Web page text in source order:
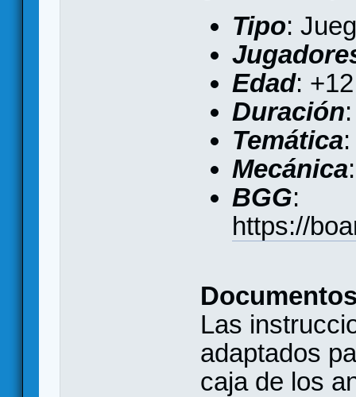
Tipo:
Edad: +12
Duración
Temática
Mecánica
BGG:
https://
Las
adaptados
caja de los